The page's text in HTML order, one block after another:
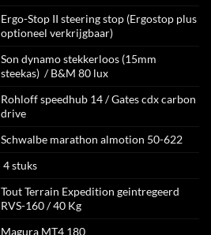
Ergo-Stop II steering stop (Ergostop plus
optioneel verkrijgbaar)
Son dynamo stekkerloos (15mm
steekas) / B&M 80 lux
Rohloff speedhub 14 / Gates cdx carbon
drive
Schwalbe marathon almotion 50-622
4 stuks
Tout Terrain Expedition geintregeerd
RVS-160 / 40 Kg
Magura MT4 180